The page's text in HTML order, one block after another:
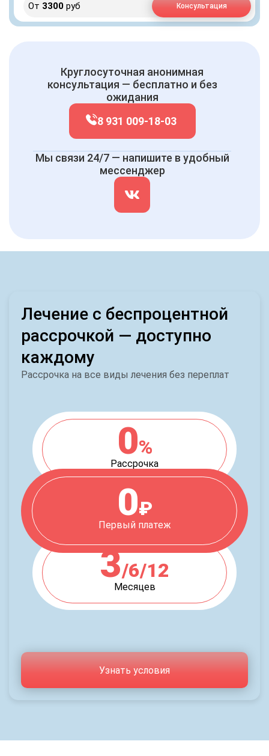
От 3300 руб Консультация
Круглосуточная анонимная
консультация — бесплатно и без
ожидания
8 931 009-18-03
Мы связи 24/7 — напишите в удобный
мессенджер
Лечение с беспроцентной
рассрочкой — доступно
каждому
Рассрочка на все виды лечения без переплат
0%
Рассрочка
0₽
Первый платеж
3/6/12
Месяцев
Узнать условия